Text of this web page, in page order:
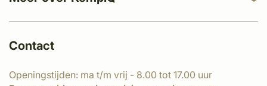
Contact
Openingstijden: ma t/m vrij - 8.00 tot 17.00 uur